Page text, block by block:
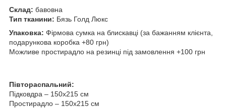
Склад: бавовна
Тип тканини: Бязь Голд Люкс
Упаковка: Фірмова сумка на блискавці (за бажанням клієнта,
подарункова коробка +80 грн)
Можливе простирадло на резинці під замовлення +100 грн
Півтораспальний:
Підковдра – 150х215 см
Простирадло – 150х215 см